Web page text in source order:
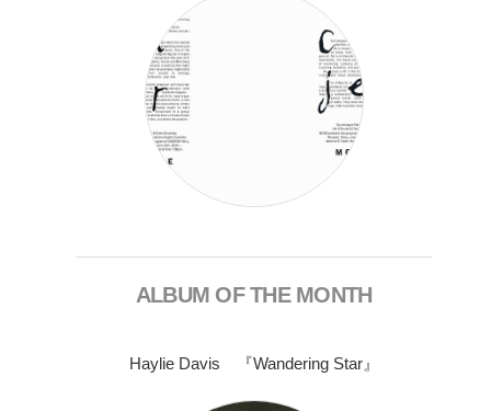
ALBUM OF THE MONTH
Haylie Davis 『Wandering Star』